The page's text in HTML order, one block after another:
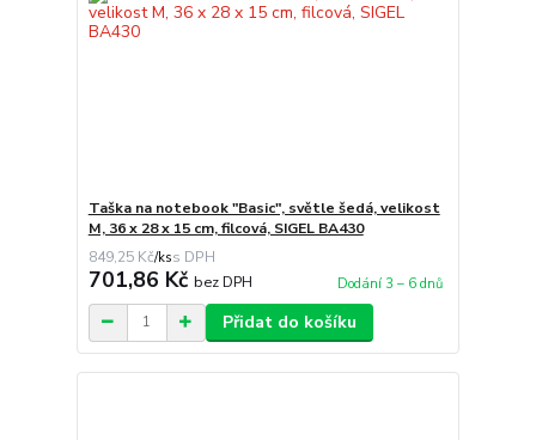
Taška na notebook "Basic", světle šedá, velikost
M, 36 x 28 x 15 cm, filcová, SIGEL BA430
849,25 Kč/ks
701,86 Kč bez DPH Dodání 3 – 6 dnů
Přidat do košíku